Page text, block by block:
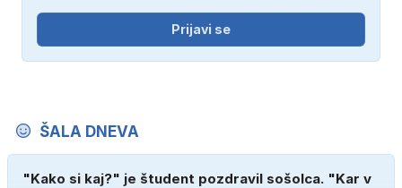
Prijavi se
ŠALA DNEVA
"Kako si kaj?" je študent pozdravil sošolca. "Kar v